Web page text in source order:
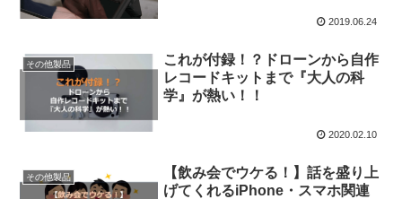
2019.06.24
その他製品
これが付録！？ドローンから自作
レコードキットまで『大人の科
学』が熱い！！
2020.02.10
その他製品
【飲み会でウケる！】話を盛り上
げてくれるiPhone・スマホ関連